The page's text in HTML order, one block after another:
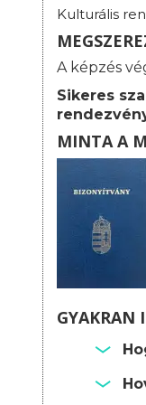
Kulturális
A képzés
Sikeres
MINTA A
GYAKRAN